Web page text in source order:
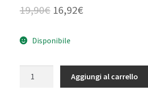
19,90€ Il
originale
era:
19,90€.
16,92€Il
è:
16,92€.
Disponibile
Aggiungi al carrello